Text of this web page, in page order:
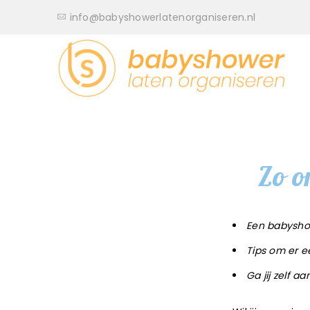
info@babyshowerlatenorganiseren.nl
Zo
Een
Tips om er
Ga jij zelf